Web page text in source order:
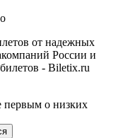
от надежных
России и
- Biletix.ru
первым о низких